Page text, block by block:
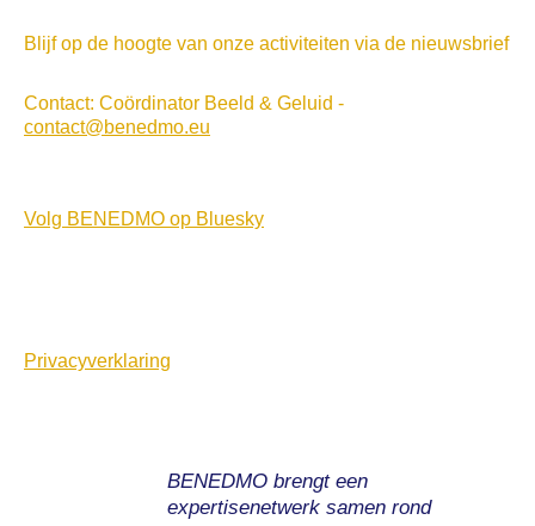
Blijf op de hoogte van onze activiteiten via de nieuwsbrief
Contact: Coördinator Beeld & Geluid -
contact@benedmo.eu
Volg BENEDMO op Bluesky
Privacyverklaring
BENEDMO brengt een
expertisenetwerk samen rond